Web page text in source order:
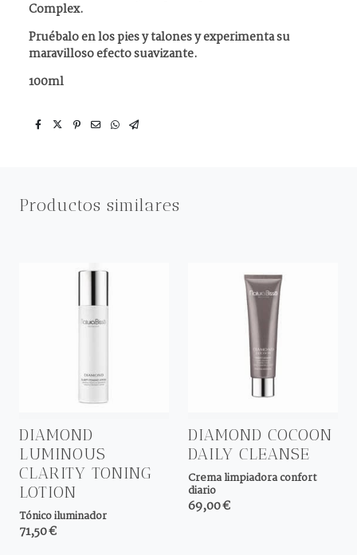
Complex.
Pruébalo en los pies y talones y experimenta su
maravilloso efecto suavizante.
100ml
Productos similares
DIAMOND
LUMINOUS
CLARITY TONING
LOTION
Tónico iluminador
71,50 €
DIAMOND COCOON
DAILY CLEANSE
Crema limpiadora confort
diario
69,00 €